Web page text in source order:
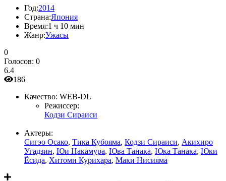
Год:2014
Страна:Япония
Время:1 ч 10 мин
Жанр:Ужасы
0
Голосов: 0
6.4
186
Качество: WEB-DL
Режиссер:
Кодзи Сираиси
Актеры:
Сигэо Осако, Тика Кубояма, Кодзи Сираиси, Акихиро
Угадзин, Юи Накамура, Юва Танака, Юка Танака, Юки
Ёсида, Хитоми Курихара, Маки Нисияма